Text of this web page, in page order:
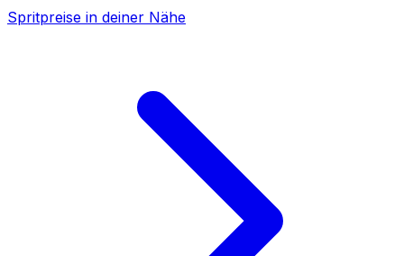
Spritpreise in deiner Nähe